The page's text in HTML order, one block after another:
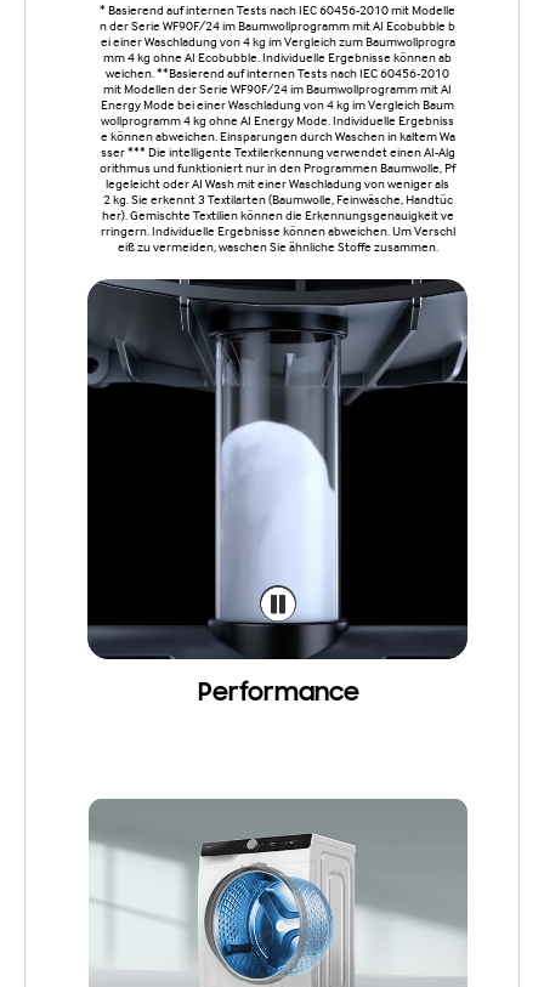
* Basierend auf internen Tests nach IEC 60456-2010 mit Modelle
n der Serie WF90F/24 im Baumwollprogramm mit AI Ecobubble b
ei einer Waschladung von 4 kg im Vergleich zum Baumwollprogra
mm 4 kg ohne AI Ecobubble. Individuelle Ergebnisse können ab
weichen. **Basierend auf internen Tests nach IEC 60456-2010
mit Modellen der Serie WF90F/24 im Baumwollprogramm mit AI
Energy Mode bei einer Waschladung von 4 kg im Vergleich Baum
wollprogramm 4 kg ohne AI Energy Mode. Individuelle Ergebniss
e können abweichen. Einsparungen durch Waschen in kaltem Wa
sser *** Die intelligente Textilerkennung verwendet einen AI-Alg
orithmus und funktioniert nur in den Programmen Baumwolle, Pf
legeleicht oder AI Wash mit einer Waschladung von weniger als
2 kg. Sie erkennt 3 Textilarten (Baumwolle, Feinwäsche, Handtüc
her). Gemischte Textilien können die Erkennungsgenauigkeit ve
rringern. Individuelle Ergebnisse können abweichen. Um Verschl
eiß zu vermeiden, waschen Sie ähnliche Stoffe zusammen.
Performance